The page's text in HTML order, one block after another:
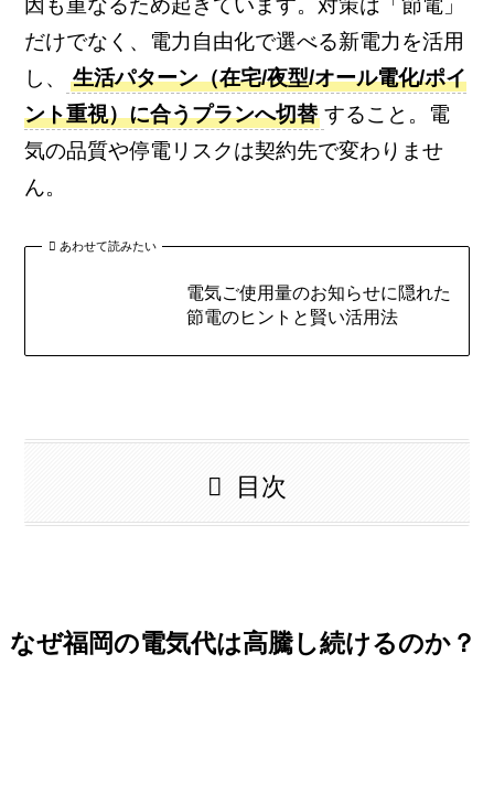
因も重なるため起きています。対策は「節電」
だけでなく、電力自由化で選べる新電力を活用
し、
生活パターン（在宅/夜型/オール電化/ポイ
ント重視）に合うプランへ切替 すること。電
気の品質や停電リスクは契約先で変わりませ
ん。
あわせて読みたい
電気ご使用量のお知らせに隠れた
節電のヒントと賢い活用法
目次
なぜ福岡の電気代は高騰し続けるのか？